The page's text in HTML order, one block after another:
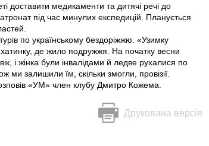
доставити медикаменти та дитячі речі до
під час минулих експедицій. Планується
по українському бездоріжжю. «Узимку
де жило подружжя. На початку весни
і жінка були інвалідами й ледве рухалися по
ми залишили їм, скільки змогли, провізії.
«УМ» член клубу Дмитро Кожема.
Друкована версія